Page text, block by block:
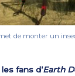
de monter un
fans d’Earth